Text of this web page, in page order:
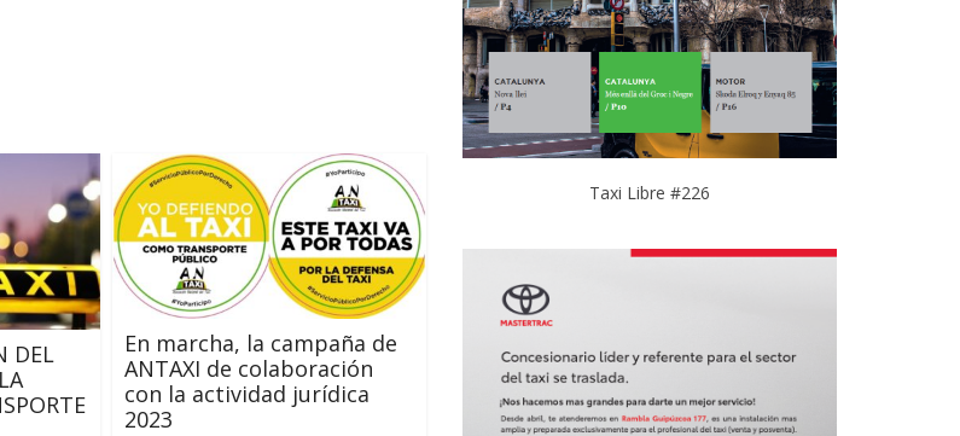
DEL
En marcha, la campaña de
ANTAXI de colaboración
con la actividad jurídica
2023
Taxi Libre #226